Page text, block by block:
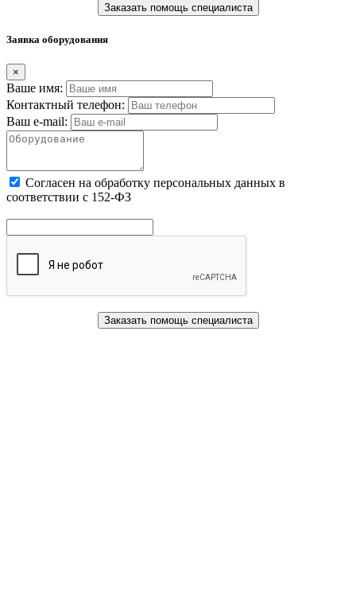
Заказать помощь специалиста
Заявка оборудования
×
Ваше имя:
Контактный телефон:
Ваш e-mail:
Cогласен на обработку персональных данных в
соответствии с 152-ФЗ
Заказать помощь специалиста